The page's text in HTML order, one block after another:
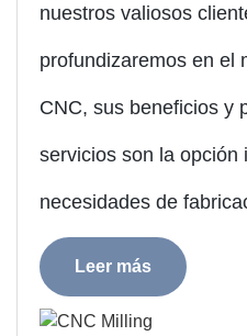
nuestros valiosos
profundizaremos en el
CNC, sus beneficios y
servicios son la opción
necesidades de
Leer más